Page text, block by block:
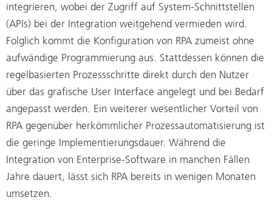
integrieren, wobei der Zugriff auf System-Schnittstellen
(APIs) bei der Integration weitgehend vermieden wird.
Folglich kommt die Konfiguration von RPA zumeist ohne
aufwändige Programmierung aus. Stattdessen können die
regelbasierten Prozessschritte direkt durch den Nutzer
über das grafische User Interface angelegt und bei Bedarf
angepasst werden. Ein weiterer wesentlicher Vorteil von
RPA gegenüber herkömmlicher Prozessautomatisierung ist
die geringe Implementierungsdauer. Während die
Integration von Enterprise-Software in manchen Fällen
Jahre dauert, lässt sich RPA bereits in wenigen Monaten
umsetzen.